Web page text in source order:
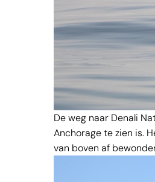
De weg naar Denali
Anchorage te zien is.
van boven af